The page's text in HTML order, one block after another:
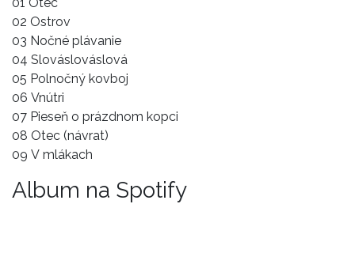
02 Ostrov
03 Nočné plávanie
04 Slováslováslová
05 Polnočný kovboj
06 Vnútri
07 Pieseň o prázdnom kopci
08 Otec (návrat)
09 V mlákach
Album na Spotify